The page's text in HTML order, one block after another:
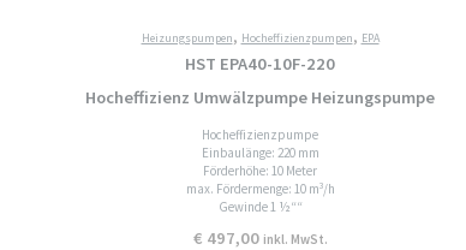
Heizungspumpen, Hocheffizienzpumpen, EPA
HST EPA40-10F-220
Hocheffizienz Umwälzpumpe Heizungspumpe
Hocheffizienzpumpe
Einbaulänge: 220 mm
Förderhöhe: 10 Meter
max. Fördermenge: 10 m³/h
Gewinde 1 ½““
€ 497,00 inkl. MwSt.